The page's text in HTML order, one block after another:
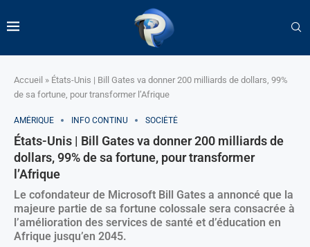
Accueil » États-Unis | Bill Gates va donner 200 milliards de dollars, 99%
de sa fortune, pour transformer l’Afrique
AMÉRIQUE INFO CONTINU SOCIÉTÉ
États-Unis | Bill Gates va donner 200 milliards de
dollars, 99% de sa fortune, pour transformer
l’Afrique
Le cofondateur de Microsoft Bill Gates a annoncé que la
majeure partie de sa fortune colossale sera consacrée à
l’amélioration des services de santé et d’éducation en
Afrique jusqu’en 2045.